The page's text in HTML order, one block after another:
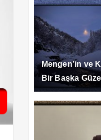
Mengen’in ve
Bir Başka Güzel